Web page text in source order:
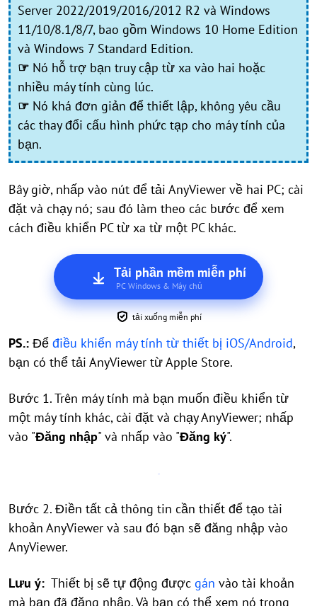
Server 2022/2019/2016/2012 R2 và Windows
11/10/8.1/8/7, bao gồm Windows 10 Home Edition
và Windows 7 Standard Edition.
☞ Nó hỗ trợ bạn truy cập từ xa vào hai hoặc
nhiều máy tính cùng lúc.
☞ Nó khá đơn giản để thiết lập, không yêu cầu
các thay đổi cấu hình phức tạp cho máy tính của
bạn.
Bây giờ, nhấp vào nút để tải AnyViewer về hai PC; cài
đặt và chạy nó; sau đó làm theo các bước để xem
cách điều khiển PC từ xa từ một PC khác.
Tải phần mềm miễn phí
PC Windows & Máy chủ
tải xuống miễn phí
PS.: Để điều khiển máy tính từ thiết bị iOS/Android,
bạn có thể tải AnyViewer từ Apple Store.
Bước 1. Trên máy tính mà bạn muốn điều khiển từ
một máy tính khác, cài đặt và chạy AnyViewer; nhấp
vào "Đăng nhập" và nhấp vào "Đăng ký".
Bước 2. Điền tất cả thông tin cần thiết để tạo tài
khoản AnyViewer và sau đó bạn sẽ đăng nhập vào
AnyViewer.
Lưu ý: Thiết bị sẽ tự động được gán vào tài khoản
mà bạn đã đăng nhập. Và bạn có thể xem nó trong